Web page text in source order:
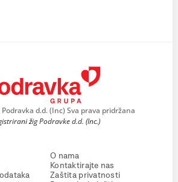
d.d. (Inc) Sva prava pridržana
žig Podravke d.d. (Inc.)
O nama
Kontaktirajte nas
Zaštita privatnosti